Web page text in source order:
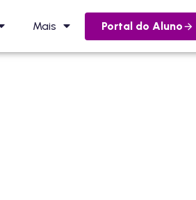
Mais Portal do Aluno